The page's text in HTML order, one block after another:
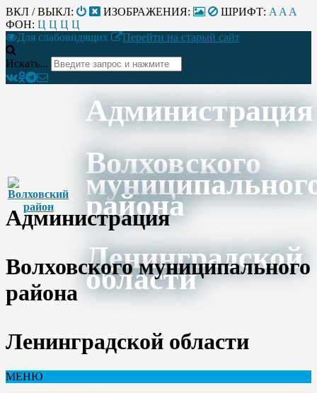
ВКЛ / ВЫКЛ: ИЗОБРАЖЕНИЯ: ШРИФТ: A A A
ФОН: Ц Ц Ц Ц
Для слабовидящих
Перейти на старый сайт
Искать...
Администрация
Волховского
района
Ленинградской
области
Администрация
Волховского муниципального
района
Ленинградской области
МЕНЮ